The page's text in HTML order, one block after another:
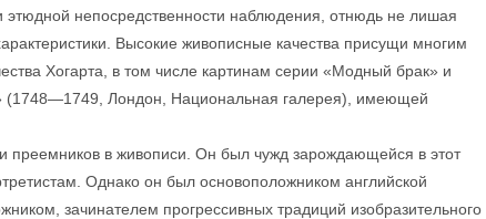
этюдной непосредственности наблюдения, отнюдь не лишая
Высокие живописные качества присущи многим
Хогарта, в том числе картинам серии «Модный брак» и
(1748—1749, Лондон, Национальная галерея), имеющей
преемников в живописи. Он был чужд зарождающейся в этот
Однако он был основоположником английской
зачинателем прогрессивных традиций изобразительного